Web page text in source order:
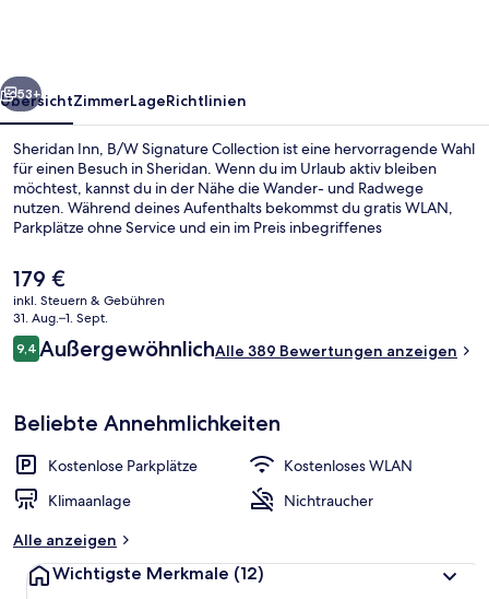
Weiter
53+
ÜbersichtZimmerLageRichtlinien
Sheridan Inn, B/W Signature Collection ist eine hervorragende Wahl
für einen Besuch in Sheridan. Wenn du im Urlaub aktiv bleiben
möchtest, kannst du in der Nähe die Wander- und Radwege
nutzen. Während deines Aufenthalts bekommst du gratis WLAN,
Parkplätze ohne Service und ein im Preis inbegriffenes
das hilfsbereite Personal zu berichten.
Der
aktuelle
Preis
beträgt
179 €.
179 €
inkl. Steuern & Gebühren
31. Aug.–1. Sept.
Bewertungen
9,49,4 von 10.
AußergewöhnlichAlle 389 Bewertungen anzeigen
Beliebte Annehmlichkeiten
Kostenlose Parkplätze
Kostenloses WLAN
Klimaanlage
Nichtraucher
Alle anzeigen
Wichtigste Merkmale (12)